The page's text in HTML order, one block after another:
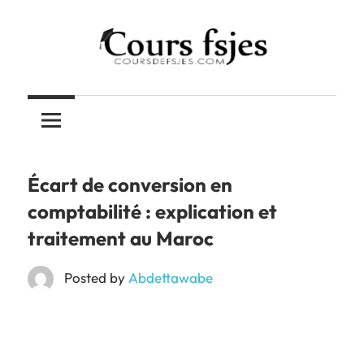
COURS
FSJES
vos
cours
FEG,
ENCG
Écart de conversion en
comptabilité : explication et
traitement au Maroc
Posted by Abdettawabe